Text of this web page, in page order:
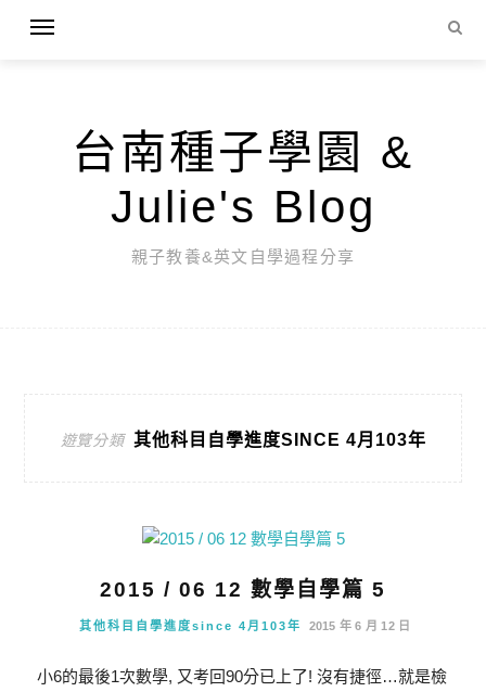
台南種子學園 &
Julie's Blog
親子教養&英文自學過程分享
遊覽分類 其他科目自學進度SINCE 4月103年
2015 / 06 12 數學自學篇 5
其他科目自學進度since 4月103年 2015 年 6 月 12 日
小6的最後1次數學, 又考回90分已上了! 沒有捷徑…就是檢